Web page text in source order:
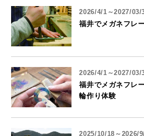
2026/4/1～2027/03/
福井でメガネフレ
2026/4/1～2027/03/
福井でメガネフレ
輪作り体験
2025/10/18～2026/